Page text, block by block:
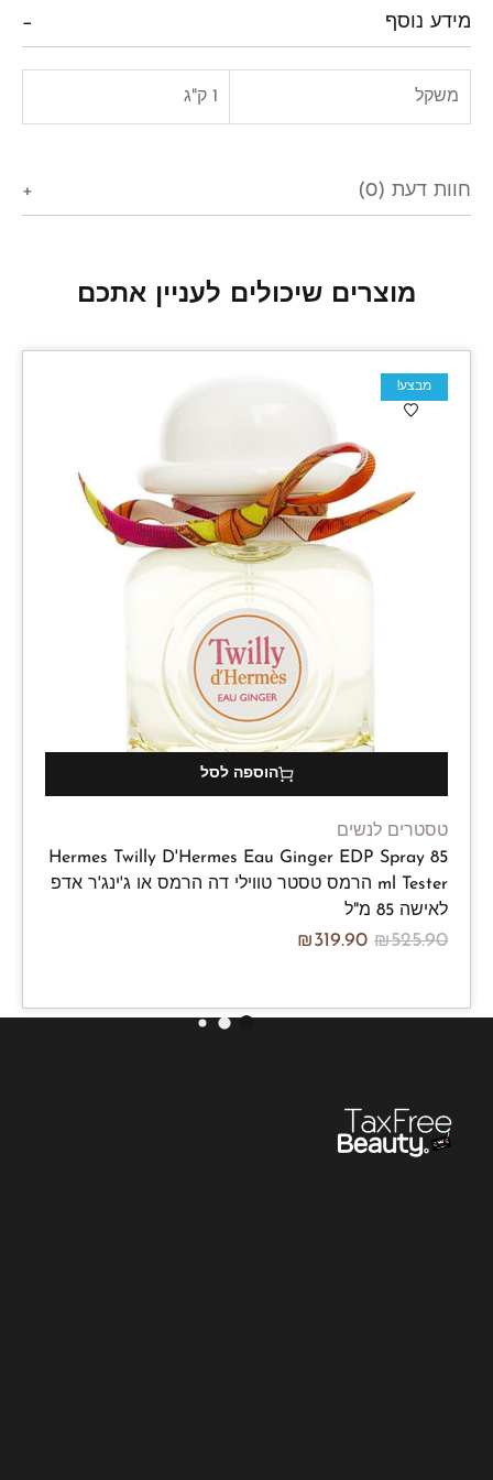
מידע נוסף
משקל 1 ק"ג
חוות דעת (0)
מוצרים שיכולים לעניין אתכם
מבצע!
הוספה לסל
טסטרים לנשים
Hermes Twilly D'Hermes Eau Ginger EDP Spray 85
ml Tester הרמס טסטר טווילי דה הרמס או ג'ינג'ר אדפ
לאישה 85 מ"ל
₪525.90
₪319.90